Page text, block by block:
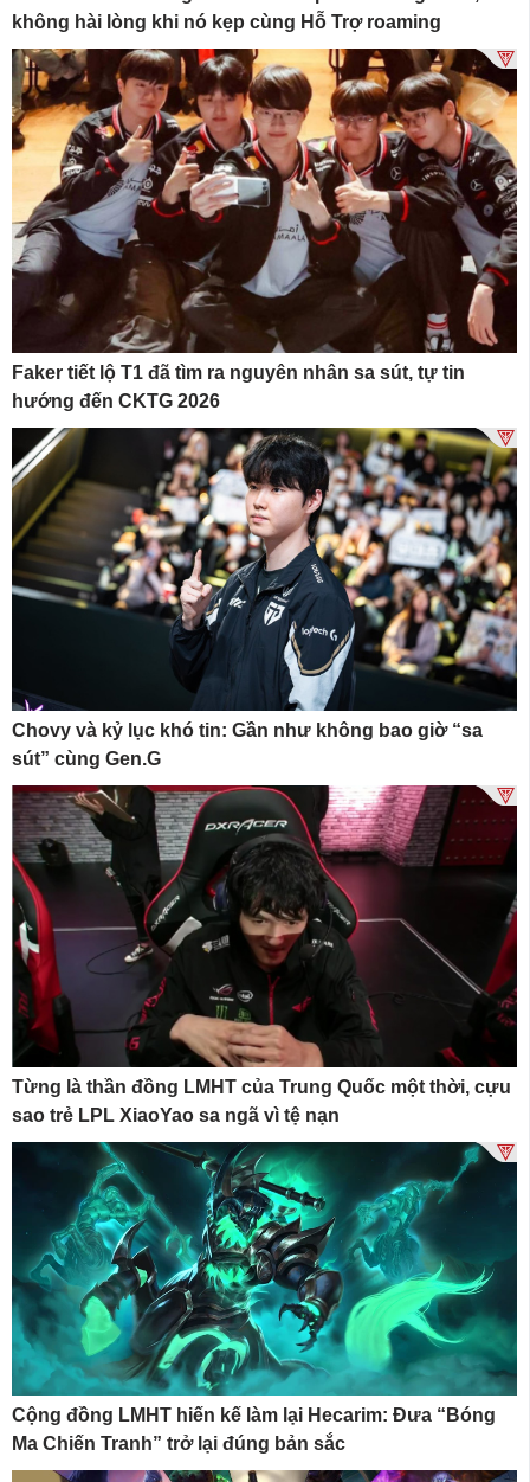
không hài lòng khi nó kẹp cùng Hỗ Trợ roaming
Faker tiết lộ T1 đã tìm ra nguyên nhân sa sút, tự tin
hướng đến CKTG 2026
Chovy và kỷ lục khó tin: Gần như không bao giờ “sa
sút” cùng Gen.G
Từng là thần đồng LMHT của Trung Quốc một thời, cựu
sao trẻ LPL XiaoYao sa ngã vì tệ nạn
Cộng đồng LMHT hiến kế làm lại Hecarim: Đưa “Bóng
Ma Chiến Tranh” trở lại đúng bản sắc